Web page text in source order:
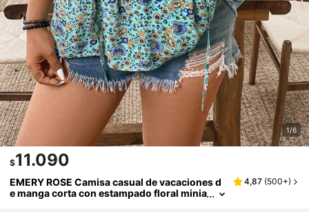
1/6
$11.090
EMERY ROSE Camisa casual de vacaciones d
e manga corta con estampado floral minia
4,87 (500+)